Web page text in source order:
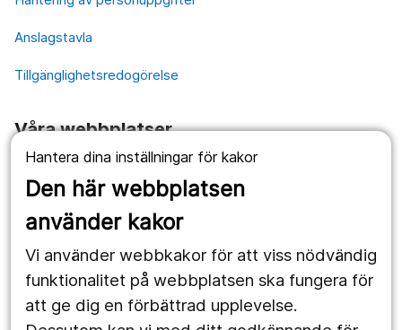
Hantera dina inställningar för kakor
Den här webbplatsen
använder kakor
Vi använder webbkakor för att viss nödvändig
funktionalitet på webbplatsen ska fungera för
att ge dig en förbättrad upplevelse.
Anslagstavla
Tillgänglighetsredogörelse
Våra webbplatser
1177.se
Länstrafiken
Utveckling